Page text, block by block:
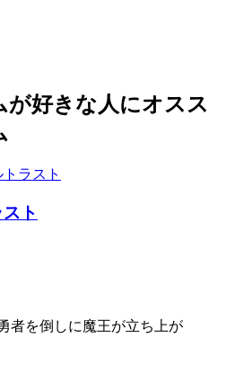
が好きな人にオスス
ト
者を倒しに魔王が立ち上が